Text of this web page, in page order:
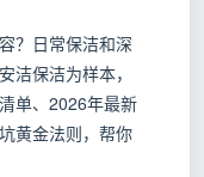
？日常保洁和深
洁保洁为样本，
单、2026年最新
黄金法则，帮你